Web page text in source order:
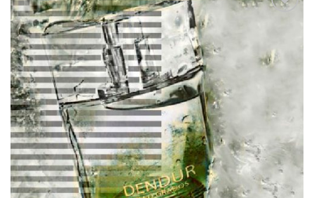
lista de
deseos